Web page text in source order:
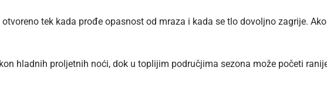
tek kada prođe opasnost od mraza i kada se tlo dovoljno zagrije.
hladnih proljetnih noći, dok u toplijim područjima sezona može početi